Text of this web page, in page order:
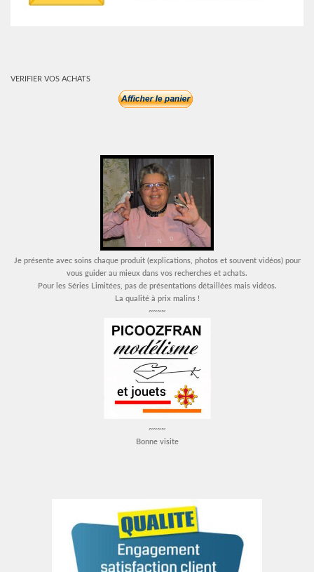
VERIFIER VOS ACHATS
Je présente avec soins chaque produit (explications, photos et souvent vidéos) pour
vous guider au mieux dans vos recherches et achats.
Pour les Séries Limitées, pas de présentations détaillées mais vidéos.
La qualité à prix malins !
~~~~
~~~~
Bonne visite